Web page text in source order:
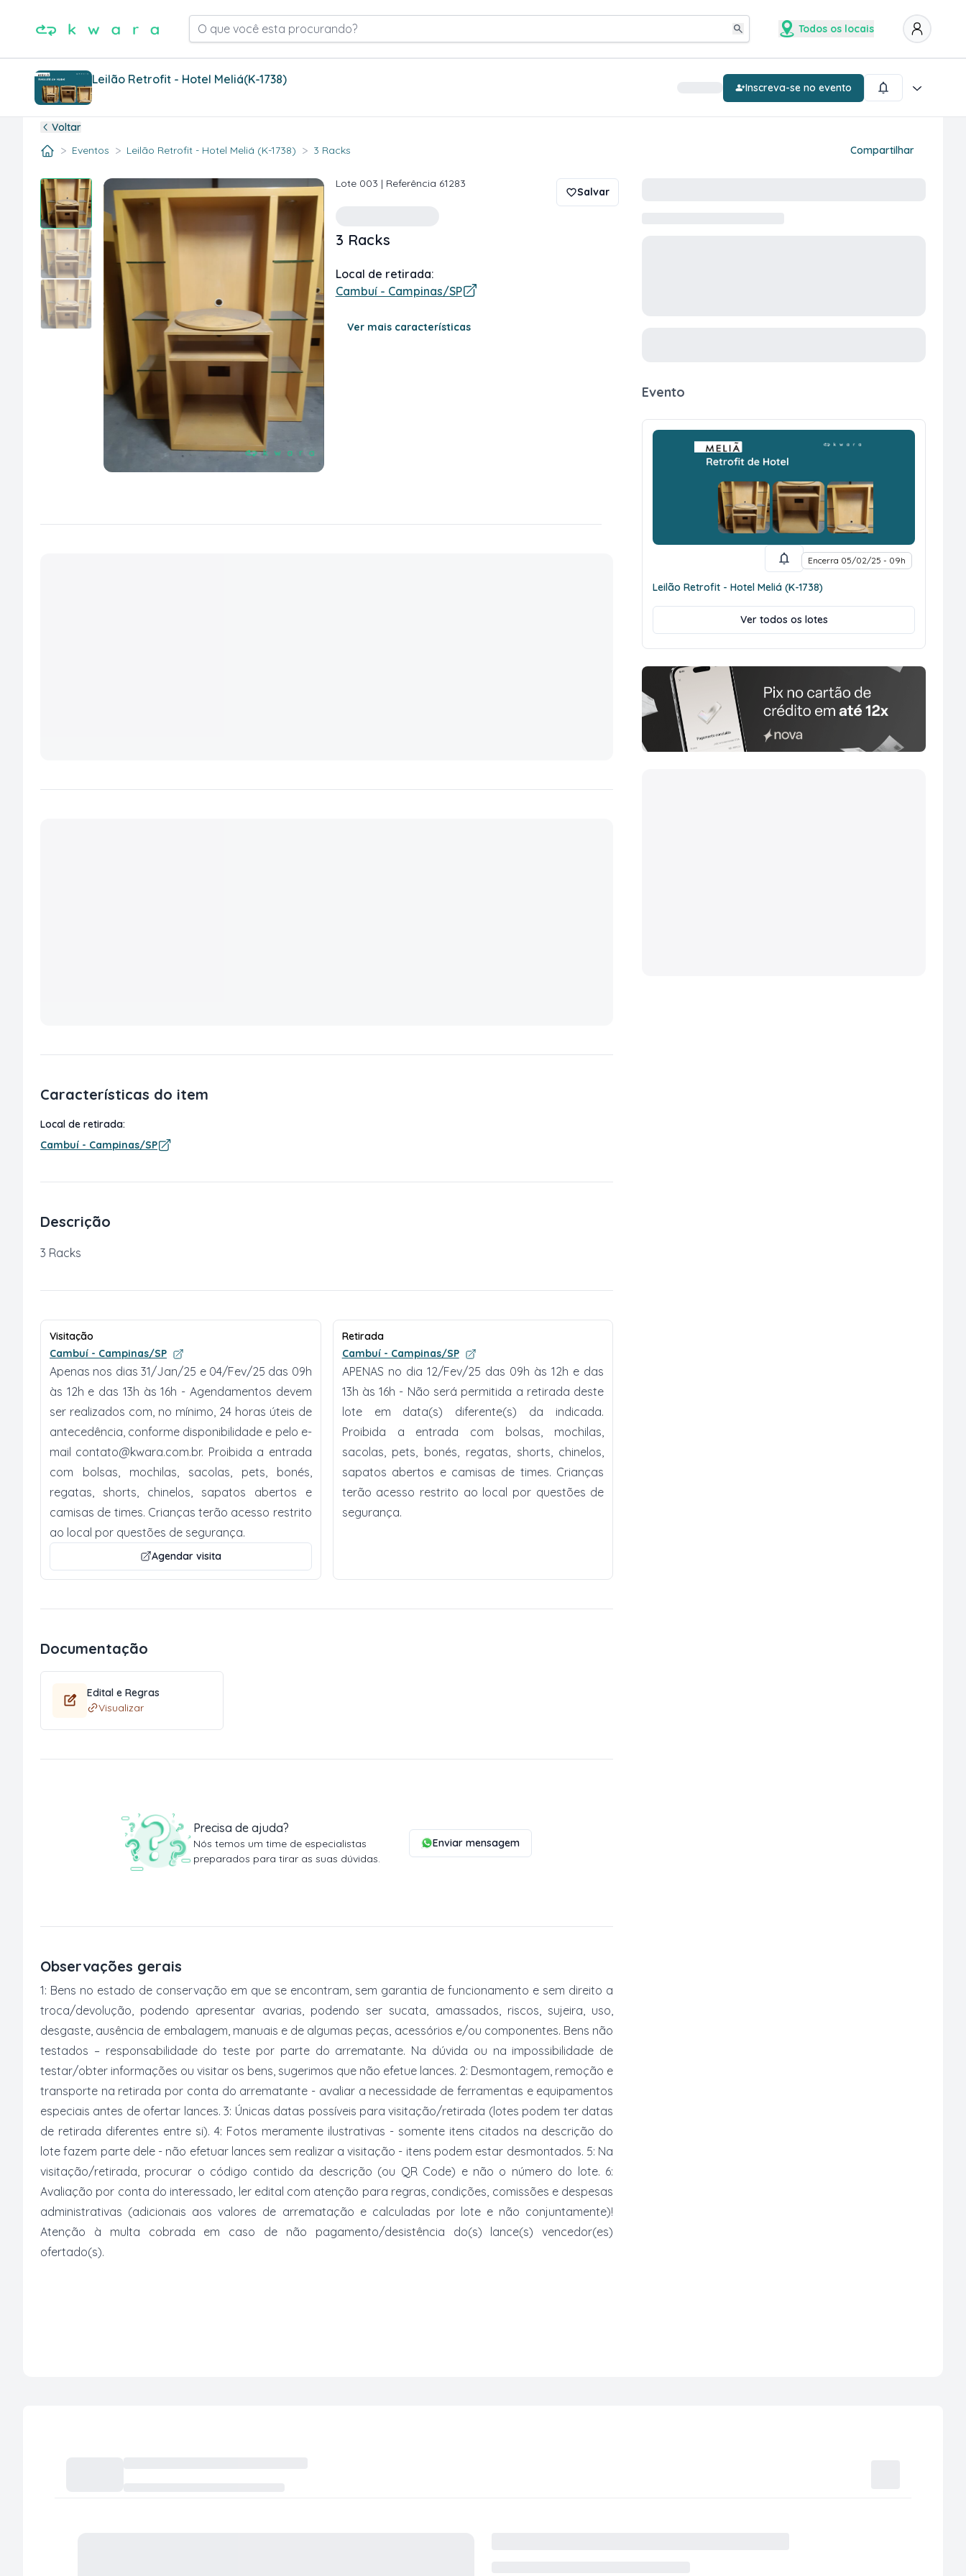
O que você esta procurando? Todos os locais
Leilão Retrofit - Hotel Meliá(K-1738)
Inscreva-se no evento
Voltar
> Eventos > Leilão Retrofit - Hotel Meliá (K-1738) > 3 Racks Compartilhar
Lote 003 | Referência 61283
Salvar
3 Racks
Local de retirada:
Cambuí - Campinas/SP
Ver mais características
Evento
Encerra 05/02/25 - 09h
Leilão Retrofit - Hotel Meliá (K-1738)
Ver todos os lotes
Características do item
Local de retirada:
Cambuí - Campinas/SP
Descrição
3 Racks
Visitação
Cambuí - Campinas/SP
Apenas nos dias 31/Jan/25 e 04/Fev/25 das 09h
às 12h e das 13h às 16h - Agendamentos devem
ser realizados com, no mínimo, 24 horas úteis de
antecedência, conforme disponibilidade e pelo e-
mail contato@kwara.com.br. Proibida a entrada
com bolsas, mochilas, sacolas, pets, bonés,
regatas, shorts, chinelos, sapatos abertos e
camisas de times. Crianças terão acesso restrito
ao local por questões de segurança.
Agendar visita
Retirada
Cambuí - Campinas/SP
APENAS no dia 12/Fev/25 das 09h às 12h e das
13h às 16h - Não será permitida a retirada deste
lote em data(s) diferente(s) da indicada.
Proibida a entrada com bolsas, mochilas,
sacolas, pets, bonés, regatas, shorts, chinelos,
sapatos abertos e camisas de times. Crianças
terão acesso restrito ao local por questões de
segurança.
Documentação
Edital e Regras
Visualizar
Precisa de ajuda?
Nós temos um time de especialistas
preparados para tirar as suas dúvidas.
Enviar mensagem
Observações gerais
1: Bens no estado de conservação em que se encontram, sem garantia de funcionamento e sem direito a
troca/devolução, podendo apresentar avarias, podendo ser sucata, amassados, riscos, sujeira, uso,
desgaste, ausência de embalagem, manuais e de algumas peças, acessórios e/ou componentes. Bens não
testados – responsabilidade do teste por parte do arrematante. Na dúvida ou na impossibilidade de
testar/obter informações ou visitar os bens, sugerimos que não efetue lances. 2: Desmontagem, remoção e
transporte na retirada por conta do arrematante - avaliar a necessidade de ferramentas e equipamentos
especiais antes de ofertar lances. 3: Únicas datas possíveis para visitação/retirada (lotes podem ter datas
de retirada diferentes entre si). 4: Fotos meramente ilustrativas - somente itens citados na descrição do
lote fazem parte dele - não efetuar lances sem realizar a visitação - itens podem estar desmontados. 5: Na
visitação/retirada, procurar o código contido da descrição (ou QR Code) e não o número do lote. 6:
Avaliação por conta do interessado, ler edital com atenção para regras, condições, comissões e despesas
administrativas (adicionais aos valores de arrematação e calculadas por lote e não conjuntamente)!
Atenção à multa cobrada em caso de não pagamento/desistência do(s) lance(s) vencedor(es)
ofertado(s).